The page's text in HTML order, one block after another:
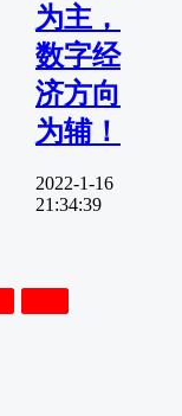
为主，
数字经
济方向
为辅！
2022-1-16
21:34:39